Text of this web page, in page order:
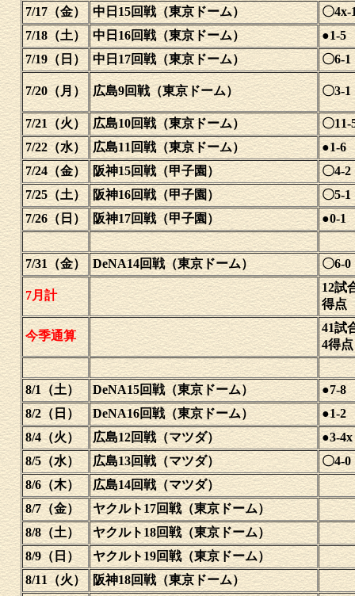
7/17（金） 中日15回戦（東京ドーム）
〇4x-
7/18（土）
中日16回戦（東京ドーム）
●1-5
7/19（日）
中日17回戦（東京ドーム） 〇6-1
7/20（月） 広島9回戦（東京ドーム） 〇3-1
7/21（火） 広島10回戦（東京ドーム）
〇11-
7/22（水） 広島11回戦（東京ドーム）
●1-6
7/24（金） 阪神15回戦（甲子園）
〇4-2
7/25（土） 阪神16回戦（甲子園）
〇5-1
7/26（日）
阪神17回戦（甲子園） ●0-1
7/31（金） DeNA14回戦（東京ドーム） 〇6-0
7月計
12試
得
今季通算
41試
4得
8/1（土） DeNA15回戦（東京ドーム）
●7-8
8/2（日）
DeNA16回戦（東京ドーム）
●1-2
8/4（火）
広島12回戦（マツダ）
●3-4x
8/5（水）
広島13回戦（マツダ）
〇4-0
8/6（木）
広島14回戦（マツダ）
8/7（金）
ヤクルト17回戦（東京ドーム）
8/8（土）
ヤクルト18回戦（東京ドーム）
8/9（日）
ヤクルト19回戦（東京ドーム）
8/11（火）
阪神18回戦（東京ドーム）